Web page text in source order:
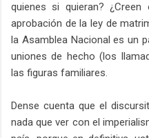
quienes si quieran?
aprobación de la ley de
la Asamblea Nacional es un
uniones de hecho (los
las figuras familiares.
Dense cuenta que el
nada que ver con el